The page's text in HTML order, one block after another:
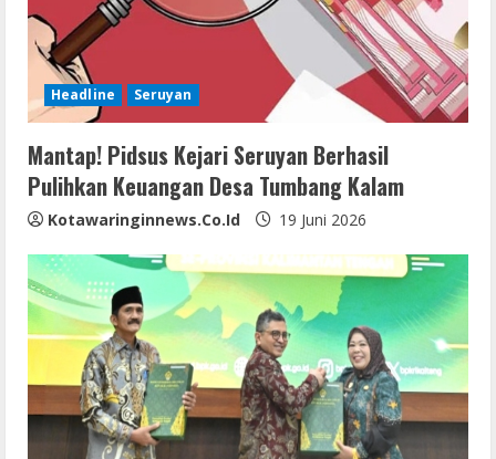
Headline Seruyan
Mantap! Pidsus Kejari Seruyan Berhasil
Pulihkan Keuangan Desa Tumbang Kalam
Kotawaringinnews.co.id 19 Juni 2026